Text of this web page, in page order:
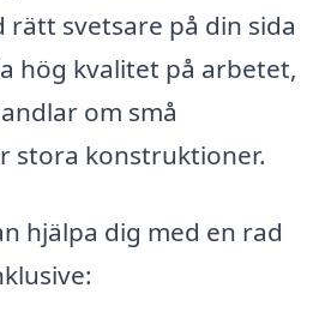
rätt svetsare på din sida
hög kvalitet på arbetet,
om små
stora konstruktioner.
hjälpa dig med en rad